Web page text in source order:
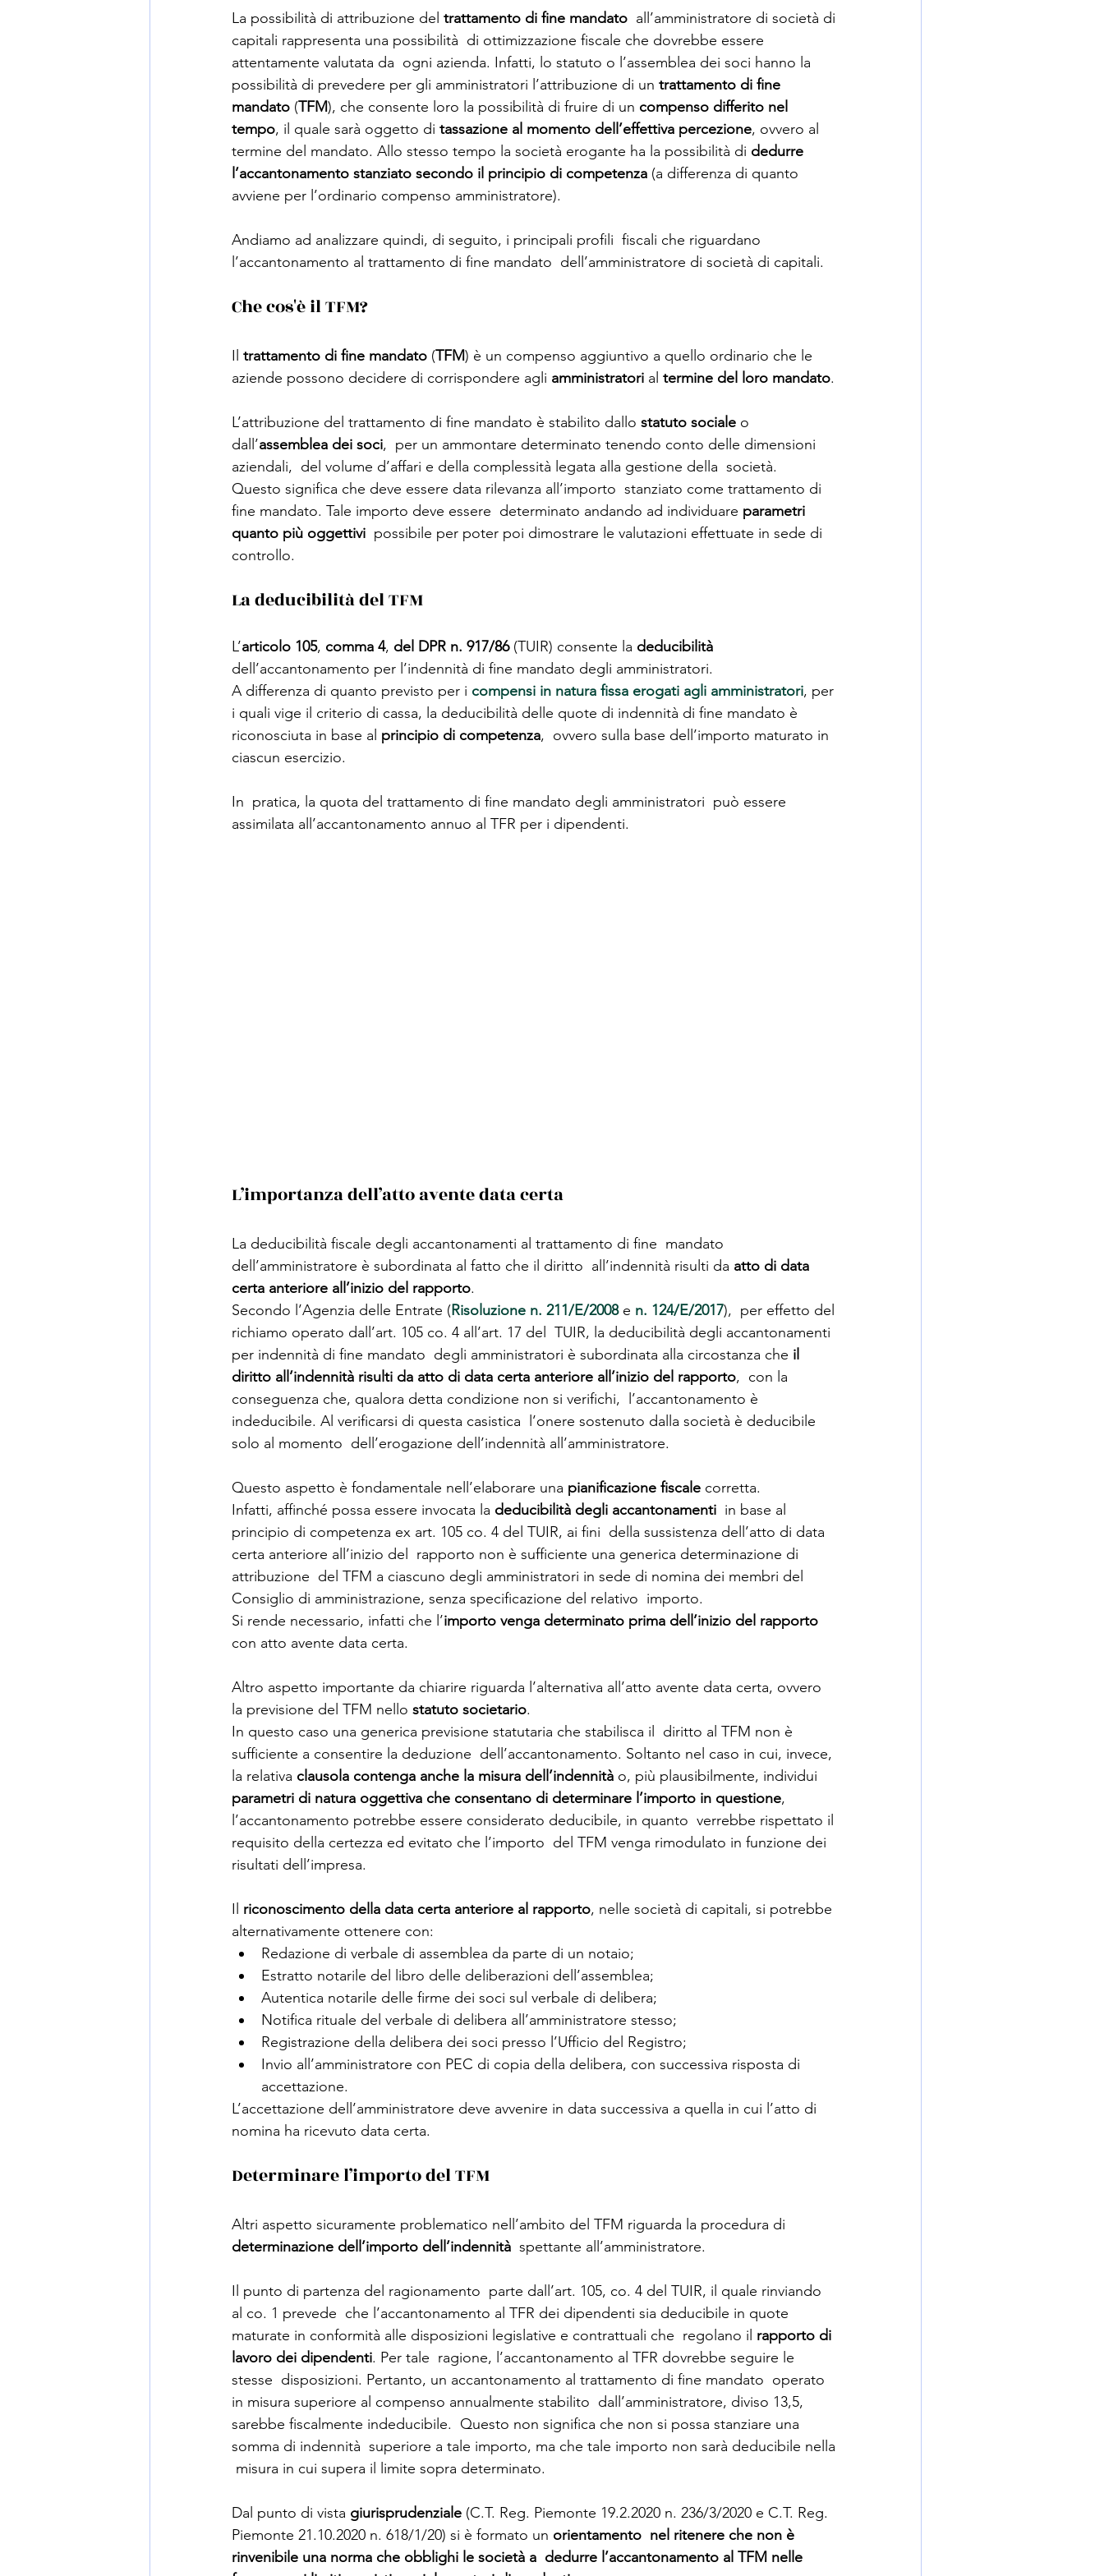
La possibilità di attribuzione del trattamento di fine mandato
  all’amministratore di società di
capitali rappresenta una possibilità  di ottimizzazione fiscale che dovrebbe essere
attentamente valutata da  ogni azienda. Infatti, lo statuto o l’assemblea dei soci hanno la
possibilità di prevedere per gli amministratori l’attribuzione di un trattamento di fine
mandato (TFM), che consente loro la possibilità di fruire di un compenso differito nel
tempo, il quale sarà oggetto di tassazione al momento dell’effettiva percezione, ovvero al
termine del mandato. Allo stesso tempo la società erogante ha la possibilità di dedurre
l’accantonamento stanziato secondo il principio di competenza (a differenza di quanto
avviene per l’ordinario compenso amministratore).
Andiamo ad analizzare quindi, di seguito, i principali profili  fiscali che riguardano
l’accantonamento al trattamento di fine mandato  dell’amministratore di società di capitali.
Che cos'è il TFM?
Il trattamento di fine mandato (TFM) è un compenso aggiuntivo a quello ordinario che le
aziende possono decidere di corrispondere agli amministratori al termine del loro mandato.
L’attribuzione del trattamento di fine mandato è stabilito dallo statuto sociale o
dall’assemblea dei soci,  per un ammontare determinato tenendo conto delle dimensioni
aziendali,  del volume d’affari e della complessità legata alla gestione della  società.
Questo significa che deve essere data rilevanza all’importo  stanziato come trattamento di
fine mandato. Tale importo deve essere  determinato andando ad individuare parametri
quanto più oggettivi
  possibile per poter poi dimostrare le valutazioni effettuate in sede di
controllo.
La deducibilità del TFM
L’articolo 105, comma 4, del DPR n. 917/86 (TUIR) consente la deducibilità
dell’accantonamento per l’indennità di fine mandato degli amministratori.
A differenza di quanto previsto per i compensi in natura fissa erogati agli amministratori, per
i quali vige il criterio di cassa, la deducibilità delle quote di indennità di fine mandato è
riconosciuta in base al principio di competenza,  ovvero sulla base dell’importo maturato in
ciascun esercizio.
In  pratica, la quota del trattamento di fine mandato degli amministratori  può essere
assimilata all’accantonamento annuo al TFR per i dipendenti.
L’importanza dell’atto avente data certa
La deducibilità fiscale degli accantonamenti al trattamento di fine  mandato
dell’amministratore è subordinata al fatto che il diritto  all’indennità risulti da atto di data
certa anteriore all’inizio del rapporto.
Secondo l’Agenzia delle Entrate (Risoluzione n. 211/E/2008 e n. 124/E/2017),  per effetto del
richiamo operato dall’art. 105 co. 4 all’art. 17 del  TUIR, la deducibilità degli accantonamenti
per indennità di fine mandato  degli amministratori è subordinata alla circostanza che il
diritto all’indennità risulti da atto di data certa anteriore all’inizio del rapporto,  con la
conseguenza che, qualora detta condizione non si verifichi,  l’accantonamento è
indeducibile. Al verificarsi di questa casistica  l’onere sostenuto dalla società è deducibile
solo al momento  dell’erogazione dell’indennità all’amministratore.
Questo aspetto è fondamentale nell’elaborare una pianificazione fiscale corretta.
Infatti, affinché possa essere invocata la deducibilità degli accantonamenti
  in base al
principio di competenza ex art. 105 co. 4 del TUIR, ai fini  della sussistenza dell’atto di data
certa anteriore all’inizio del  rapporto non è sufficiente una generica determinazione di
attribuzione  del TFM a ciascuno degli amministratori in sede di nomina dei membri del
Consiglio di amministrazione, senza specificazione del relativo  importo.
Si rende necessario, infatti che l’importo venga determinato prima dell’inizio del rapporto
con atto avente data certa.
Altro aspetto importante da chiarire riguarda l’alternativa all’atto avente data certa, ovvero
la previsione del TFM nello statuto societario.
In questo caso una generica previsione statutaria che stabilisca il  diritto al TFM non è
sufficiente a consentire la deduzione  dell’accantonamento. Soltanto nel caso in cui, invece,
la relativa clausola contenga anche la misura dell’indennità o, più plausibilmente, individui
parametri di natura oggettiva che consentano di determinare l’importo in questione,
l’accantonamento potrebbe essere considerato deducibile, in quanto  verrebbe rispettato il
requisito della certezza ed evitato che l’importo  del TFM venga rimodulato in funzione dei
risultati dell’impresa.
Il riconoscimento della data certa anteriore al rapporto, nelle società di capitali, si potrebbe
alternativamente ottenere con:
Redazione di verbale di assemblea da parte di un notaio;
Estratto notarile del libro delle deliberazioni dell’assemblea;
Autentica notarile delle firme dei soci sul verbale di delibera;
Notifica rituale del verbale di delibera all’amministratore stesso;
Registrazione della delibera dei soci presso l’Ufficio del Registro;
Invio all’amministratore con PEC di copia della delibera, con successiva risposta di
accettazione.
L’accettazione dell’amministratore deve avvenire in data successiva a quella in cui l’atto di
nomina ha ricevuto data certa.
Determinare l’importo del TFM
Altri aspetto sicuramente problematico nell’ambito del TFM riguarda la procedura di
determinazione dell’importo dell’indennità
  spettante all’amministratore.
Il punto di partenza del ragionamento  parte dall’art. 105, co. 4 del TUIR, il quale rinviando
al co. 1 prevede  che l’accantonamento al TFR dei dipendenti sia deducibile in quote
maturate in conformità alle disposizioni legislative e contrattuali che  regolano il rapporto di
lavoro dei dipendenti. Per tale  ragione, l’accantonamento al TFR dovrebbe seguire le
stesse  disposizioni. Pertanto, un accantonamento al trattamento di fine mandato  operato
in misura superiore al compenso annualmente stabilito  dall’amministratore, diviso 13,5,
sarebbe fiscalmente indeducibile.  Questo non significa che non si possa stanziare una
somma di indennità  superiore a tale importo, ma che tale importo non sarà deducibile nella
misura in cui supera il limite sopra determinato.
Dal punto di vista giurisprudenziale (C.T. Reg. Piemonte 19.2.2020 n. 236/3/2020 e C.T. Reg.
Piemonte 21.10.2020 n. 618/1/20) si è formato un orientamento  nel ritenere che non è
rinvenibile una norma che obblighi le società a  dedurre l’accantonamento al TFM nelle